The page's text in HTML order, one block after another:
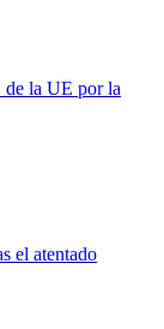
de la UE por la
el atentado